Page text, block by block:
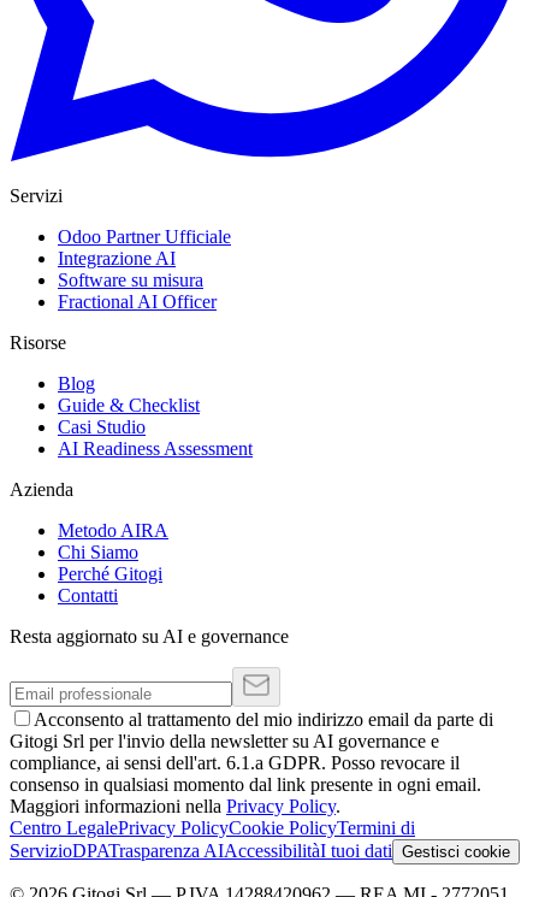
Servizi
Odoo Partner Ufficiale
Integrazione AI
Software su misura
Fractional AI Officer
Risorse
Blog
Guide & Checklist
Casi Studio
AI Readiness Assessment
Azienda
Metodo AIRA
Chi Siamo
Perché Gitogi
Contatti
Resta aggiornato su AI e governance
Acconsento al trattamento del mio indirizzo email da parte di
Gitogi Srl per l'invio della newsletter su AI governance e
compliance, ai sensi dell'art. 6.1.a GDPR. Posso revocare il
consenso in qualsiasi momento dal link presente in ogni email.
Maggiori informazioni nella Privacy Policy.
Centro LegalePrivacy PolicyCookie PolicyTermini di
ServizioDPATrasparenza AIAccessibilitàI tuoi dati Gestisci cookie